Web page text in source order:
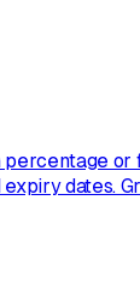
percentage or
expiry dates.